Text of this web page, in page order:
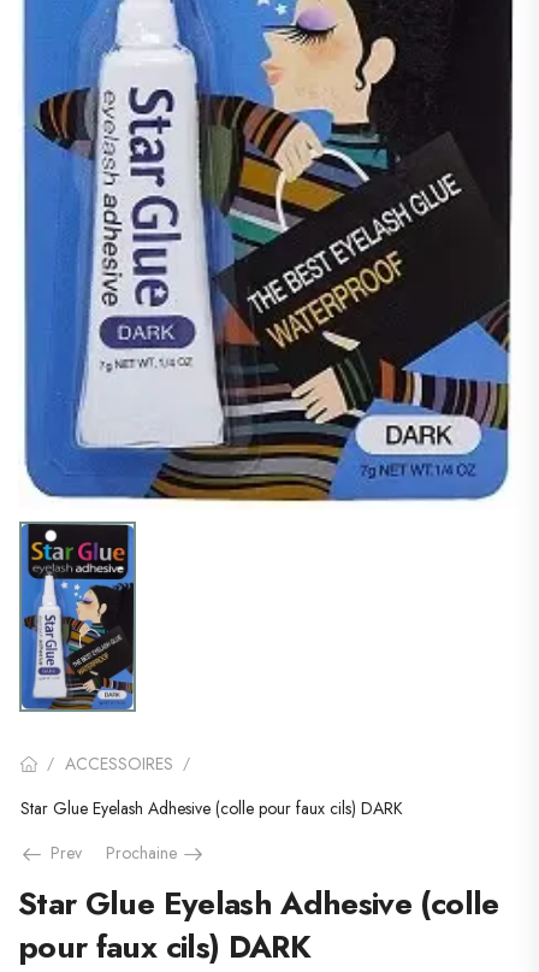
/ ACCESSOIRES /
Star Glue Eyelash Adhesive (colle pour faux cils) DARK
Prev
Prochaine
Star Glue Eyelash Adhesive (colle
pour faux cils) DARK